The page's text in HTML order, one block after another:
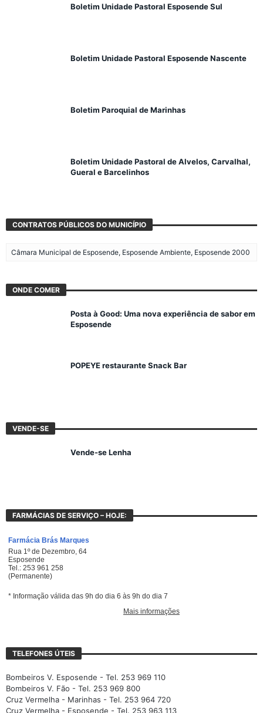
Boletim Unidade Pastoral Esposende Sul
Boletim Unidade Pastoral Esposende Nascente
Boletim Paroquial de Marinhas
Boletim Unidade Pastoral de Alvelos, Carvalhal,
Gueral e Barcelinhos
CONTRATOS PÚBLICOS DO MUNICÍPIO
Câmara Municipal de Esposende, Esposende Ambiente, Esposende 2000
ONDE COMER
Posta à Good: Uma nova experiência de sabor em
Esposende
POPEYE restaurante Snack Bar
VENDE-SE
Vende-se Lenha
FARMÁCIAS DE SERVIÇO – HOJE:
TELEFONES ÚTEIS
Bombeiros V. Esposende - Tel. 253 969 110
Bombeiros V. Fão - Tel. 253 969 800
Cruz Vermelha - Marinhas - Tel. 253 964 720
Cruz Vermelha - Esposende - Tel. 253 963 113